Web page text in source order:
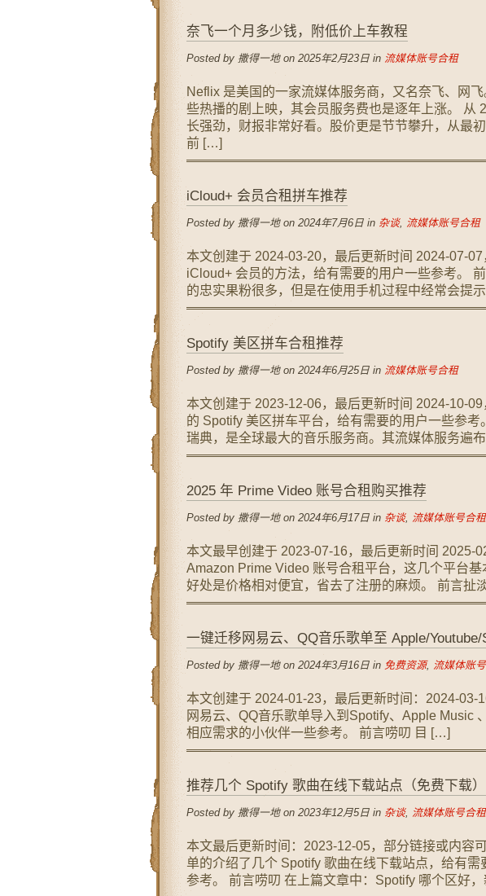
奈飞一个月多少钱，附低价上车教程
Posted by 撒得一地 on 2025年2月23日 in 流媒体账号合租
Neflix 是美国的一家流媒体服务商，又名奈飞、网
些热播的剧上映，其会员服务费也是逐年上涨。 从
长强劲，财报非常好看。股价更是节节攀升，从最
前 […]
iCloud+ 会员合租拼车推荐
Posted by 撒得一地 on 2024年7月6日 in 杂谈, 流媒体账号合租
本文创建于 2024-03-20，最后更新时间 2024-07-
iCloud+ 会员的方法，给有需要的用户一些参考。
的忠实果粉很多，但是在使用手机过程中经常会提
Spotify 美区拼车合租推荐
Posted by 撒得一地 on 2024年6月25日 in 流媒体账号合租
本文创建于 2023-12-06，最后更新时间 2024-10-
的 Spotify 美区拼车平台，给有需要的用户一些参考
瑞典，是全球最大的音乐服务商。其流媒体服务遍
2025 年 Prime Video 账号合租购买推荐
Posted by 撒得一地 on 2024年6月17日 in 杂谈, 流媒体账号合租
本文最早创建于 2023-07-16，最后更新时间 2025-
Amazon Prime Video 账号合租平台，这几个平台
好处是价格相对便宜，省去了注册的麻烦。 前言扯
一键迁移网易云、QQ音乐歌单至 Apple/
Posted by 撒得一地 on 2024年3月16日 in 免费资源, 流媒体账
本文创建于 2024-01-23，最后更新时间：2024-03-
网易云、QQ音乐歌单导入到Spotify、Apple Music
相应需求的小伙伴一些参考。 前言唠叨 目 […]
推荐几个 Spotify 歌曲在线下载站点（免费下载）
Posted by 撒得一地 on 2023年12月5日 in 杂谈, 流媒体账号合租
本文最后更新时间：2023-12-05，部分链接或内容
单的介绍了几个 Spotify 歌曲在线下载站点，给有
参考。 前言唠叨 在上篇文章中：Spotify 哪个区好